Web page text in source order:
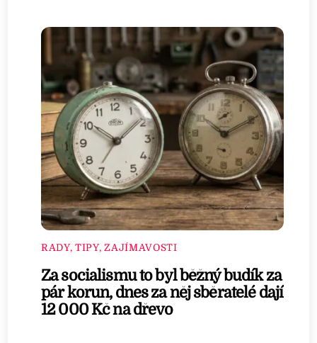
RADY, TIPY, ZAJÍMAVOSTI
Za socialismu to byl běžný budík za
pár korun, dnes za něj sběratelé dají
12 000 Kč na dřevo